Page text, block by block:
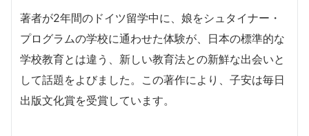
著者が2年間のドイツ留学中に、娘をシュタイナー・
プログラムの学校に通わせた体験が、日本の標準的な
学校教育とは違う、新しい教育法との新鮮な出会いと
して話題をよびました。この著作により、子安は毎日
出版文化賞を受賞しています。